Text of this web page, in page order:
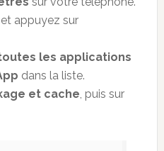
appuyez sur
les applications
dans la liste.
et cache, puis sur